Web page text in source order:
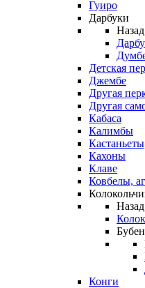
Гуиро
Дарбуки
Назад
Детская
Джембе
Другая
Другая
Кабаса
Калимбы
Кахоны
Клаве
Ковбелы,
Назад
Конги